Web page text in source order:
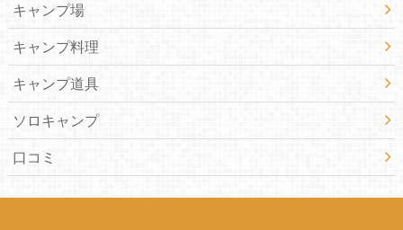
キャンプ場
キャンプ料理
キャンプ道具
ソロキャンプ
口コミ